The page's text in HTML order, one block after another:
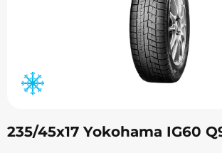
235/45х17 Yokohama IG60